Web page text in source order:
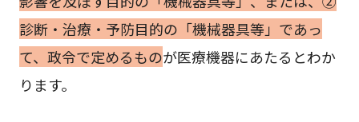
診断・治療・予防目的の「機械器具等」であっ
て、政令で定めるものが医療機器にあたるとわか
ります。